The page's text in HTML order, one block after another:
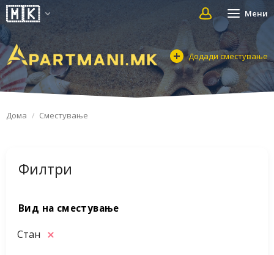
Мени
Додади сместување
Дома Сместување
Филтри
Вид на сместување
Стан